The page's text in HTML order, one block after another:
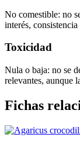
No comestible: no
interés,
Toxicidad
Nula o baja: no se
relevantes, aunque
Fichas